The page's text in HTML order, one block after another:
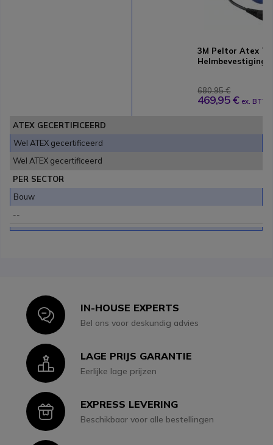
3M Peltor Atex
680,95 €
469,95 € ex. BTW
ATEX GECERTIFICEERD
Wel ATEX gecertificeerd
Wel ATEX gecertificeerd
PER SECTOR
Bouw
--
IconIN-HOUSE EXPERTS
Bel ons voor deskundig advies
IconLAGE PRIJS GARANTIE
Eerlijke lage prijzen
IconEXPRESS LEVERING
Beschikbaar voor alle bestellingen